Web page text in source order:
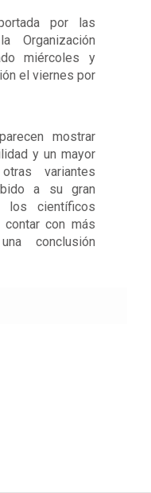
por las
Organización
miércoles y
el viernes por
mostrar
y unmayor
variantes
a su gran
los científicos
con más
conclusión